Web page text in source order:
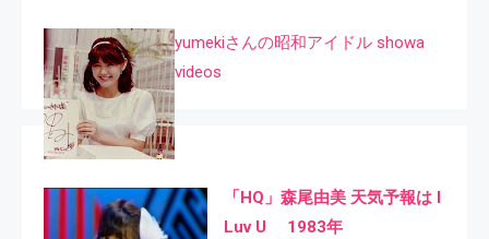
yumekiさんの昭和アイドル showa
videos
「HQ」森尾由美 天気予報は I
Luv U 1983年